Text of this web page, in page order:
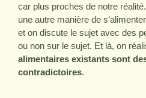
car plus proches de notre
une autre manière de
et on discute le sujet avec des
ou non sur le sujet. Et là, on
alimentaires existants sont
contradictoires.